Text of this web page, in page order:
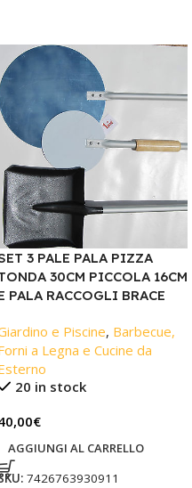
3 PALE PALA PIZZA
30CM PICCOLA 16CM
PALA RACCOGLI BRACE
e Piscine, Barbecue,
a Legna e Cucine da
20 in stock
€
AGGIUNGI AL CARRELLO
7426763930911